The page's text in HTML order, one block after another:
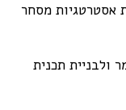
הכוללת אסטרטגיות מסחר
ולבניית תכנית